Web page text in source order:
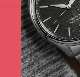
4,1360